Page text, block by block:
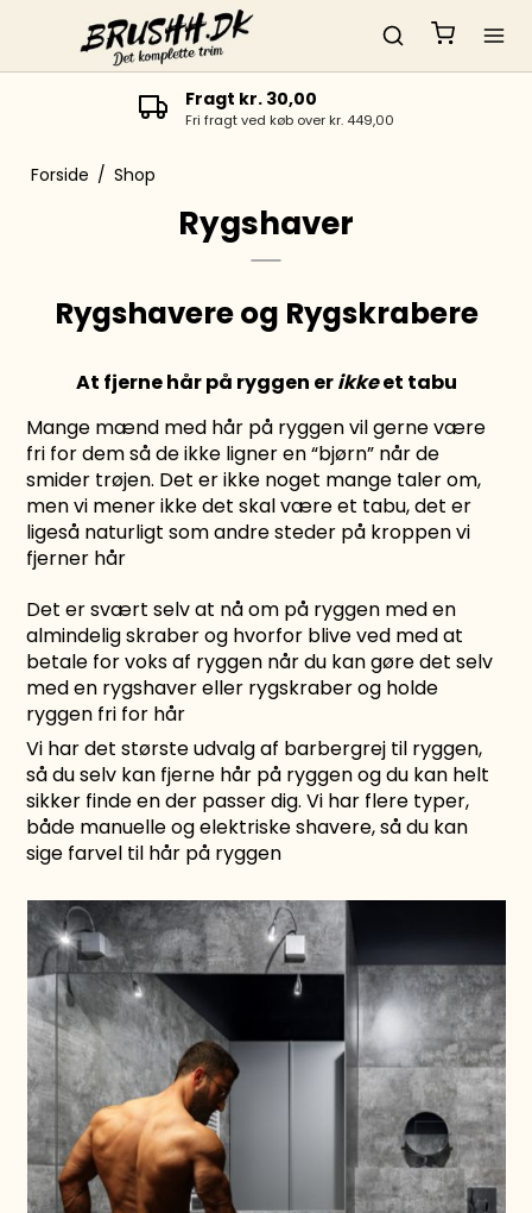
Hurtig levering
1-4 dage
Forside / Shop
Rygshaver
Rygshavere og Rygskrabere
At fjerne hår på ryggen erikkeet tabu
Mange mænd med hår på ryggen vil gerne være
fri for dem så de ikke ligner en “bjørn” når de
smider trøjen. Det er ikke noget mange taler om,
men vi mener ikke det skal være et tabu, det er
ligeså naturligt som andre steder på kroppen vi
fjerner hår
Det er svært selv at nå om på ryggen med en
almindelig skraber og hvorfor blive ved med at
betale for voks af ryggen når du kan gøre det selv
med en rygshavereller rygskraberog holde
ryggen fri for hår
Vi har det største udvalg af barbergrej til ryggen,
så du selv kan fjerne hår på ryggen og du kan helt
sikker finde en der passer dig. Vi har flere typer,
både manuelle og elektriske shavere, så du kan
sige farvel til hår på ryggen